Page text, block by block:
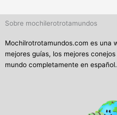
Sobre mochilerotrotamundos
Mochilrotrotamundos.com es una
mejores guías, los mejores
mundo completamente en español.